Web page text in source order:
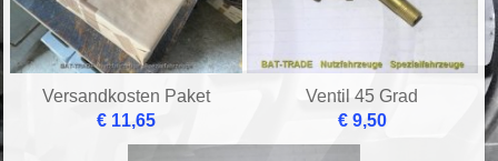
Versandkosten Paket
€ 11,65
Ventil 45 Grad
€ 9,50